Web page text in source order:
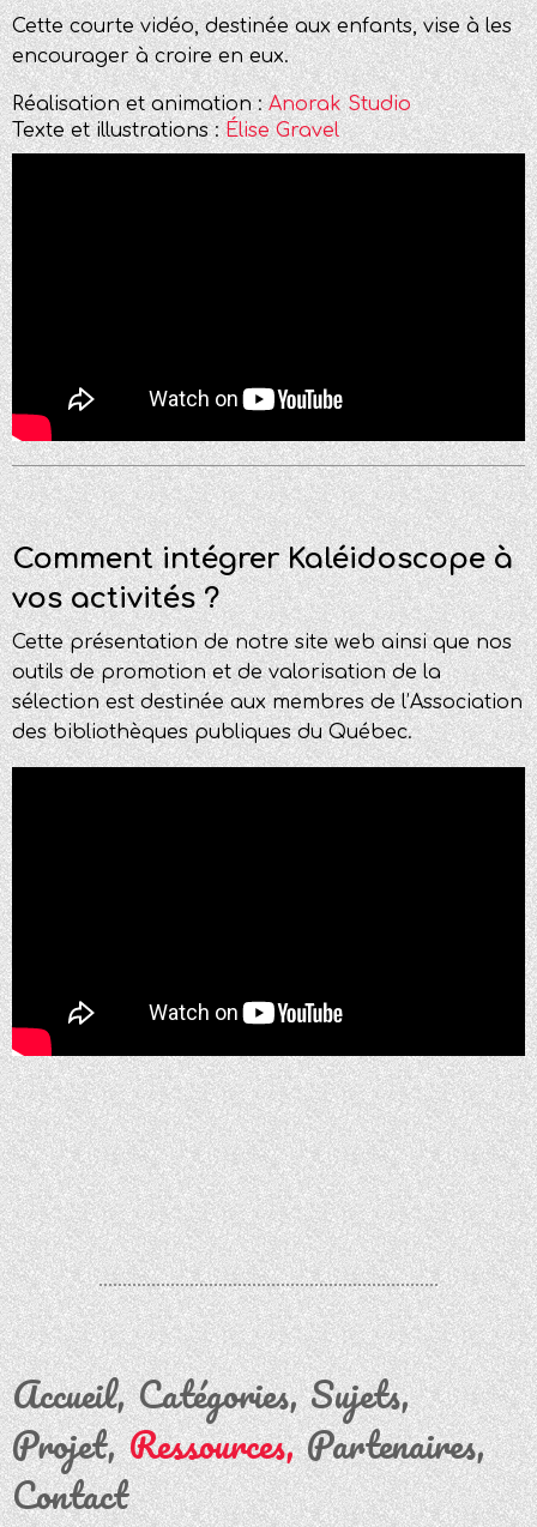
Cette courte vidéo, destinée aux enfants, vise à les
encourager à croire en eux.
Réalisation et animation :Anorak Studio
Texte et illustrations :Élise Gravel
Comment intégrer Kaléidoscope à
vos activités ?
Cette présentation de notre site web ainsi que nos
outils de promotion et de valorisation de la
sélection est destinée aux membres de l’Association
des bibliothèques publiques du Québec.
Accueil Catégories Sujets
Projet Ressources Partenaires
Contact